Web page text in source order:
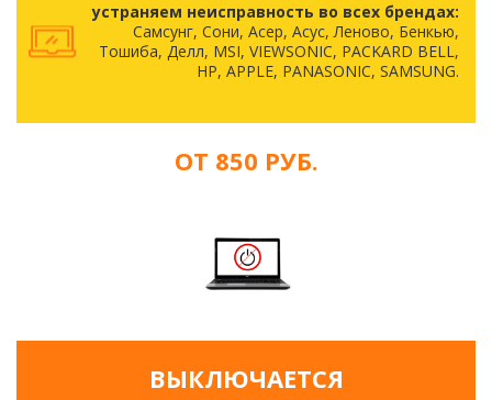
устраняем неисправность во всех брендах:
Самсунг, Сони, Асер, Асус, Леново, Бенкью,
Тошиба, Делл, MSI, VIEWSONIC, PACKARD BELL,
HP, APPLE, PANASONIC, SAMSUNG.
ОТ 850 РУБ.
ВЫКЛЮЧАЕТСЯ